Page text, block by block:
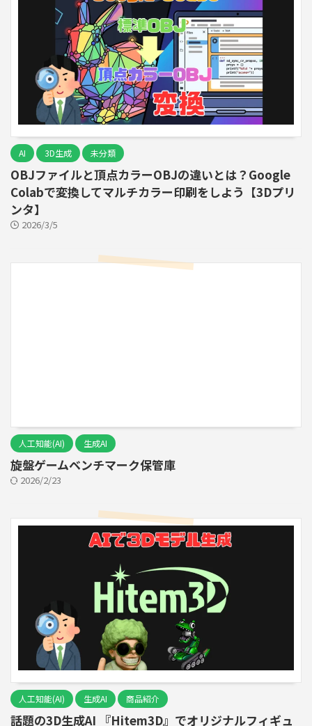
AI 3D生成 未分類
OBJファイルと頂点カラーOBJの違いとは？Google
Colabで変換してマルチカラー印刷をしよう【3Dプリ
ンタ】
2026/3/5
人工知能(AI) 生成AI
旋盤ゲームベンチマーク保管庫
2026/2/23
人工知能(AI) 生成AI 商品紹介
話題の3D生成AI 『Hitem3D』でオリジナルフィギュ